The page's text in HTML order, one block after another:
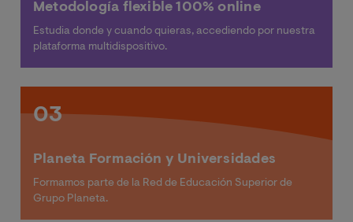
Metodología flexible 100% online
Estudia donde y cuando quieras, accediendo por nuestra
plataforma multidispositivo.
03
Planeta Formación y Universidades
Formamos parte de la Red de Educación Superior de
Grupo Planeta.